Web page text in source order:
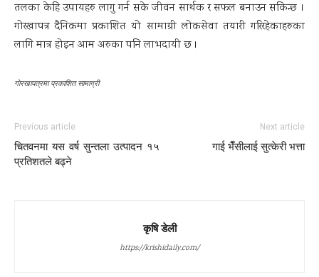
तलका केहि उपायहरु लागु गर्न सके जीवन सार्थक र सफल बनाउन सकिन्छ ।
गोरखापत्र दैनिकमा प्रकाशित यो सामाग्री लोकसेवा तयारी गरिरहेकाहरुका
लागि मात्र होइन आम अरुका पनि लाभदायी छ ।
गाेरखापत्रमा प्रकाशित सामाग्री
Previous article
चितवनमा यस वर्ष सुन्तला उत्पादन १५
प्रतिशतले बढ्ने
Next article
गाई भैँसीलाई सुत्केरी भत्ता
कृषि डेली
https://krishidaily.com/